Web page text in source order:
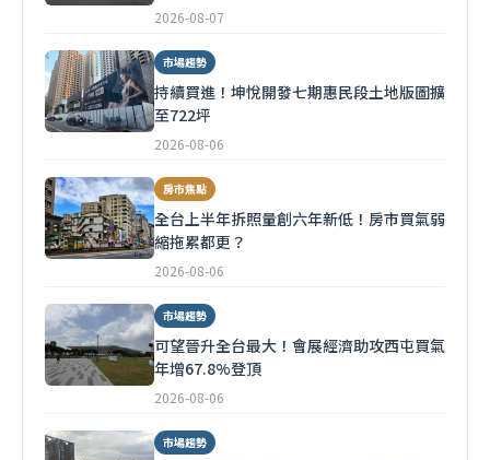
2026-08-07
市場趨勢
持續買進！坤悅開發七期惠民段土地版圖擴
至722坪
2026-08-06
房市焦點
全台上半年拆照量創六年新低！房市買氣弱
縮拖累都更？
2026-08-06
市場趨勢
可望晉升全台最大！會展經濟助攻西屯買氣
年增67.8%登頂
2026-08-06
市場趨勢